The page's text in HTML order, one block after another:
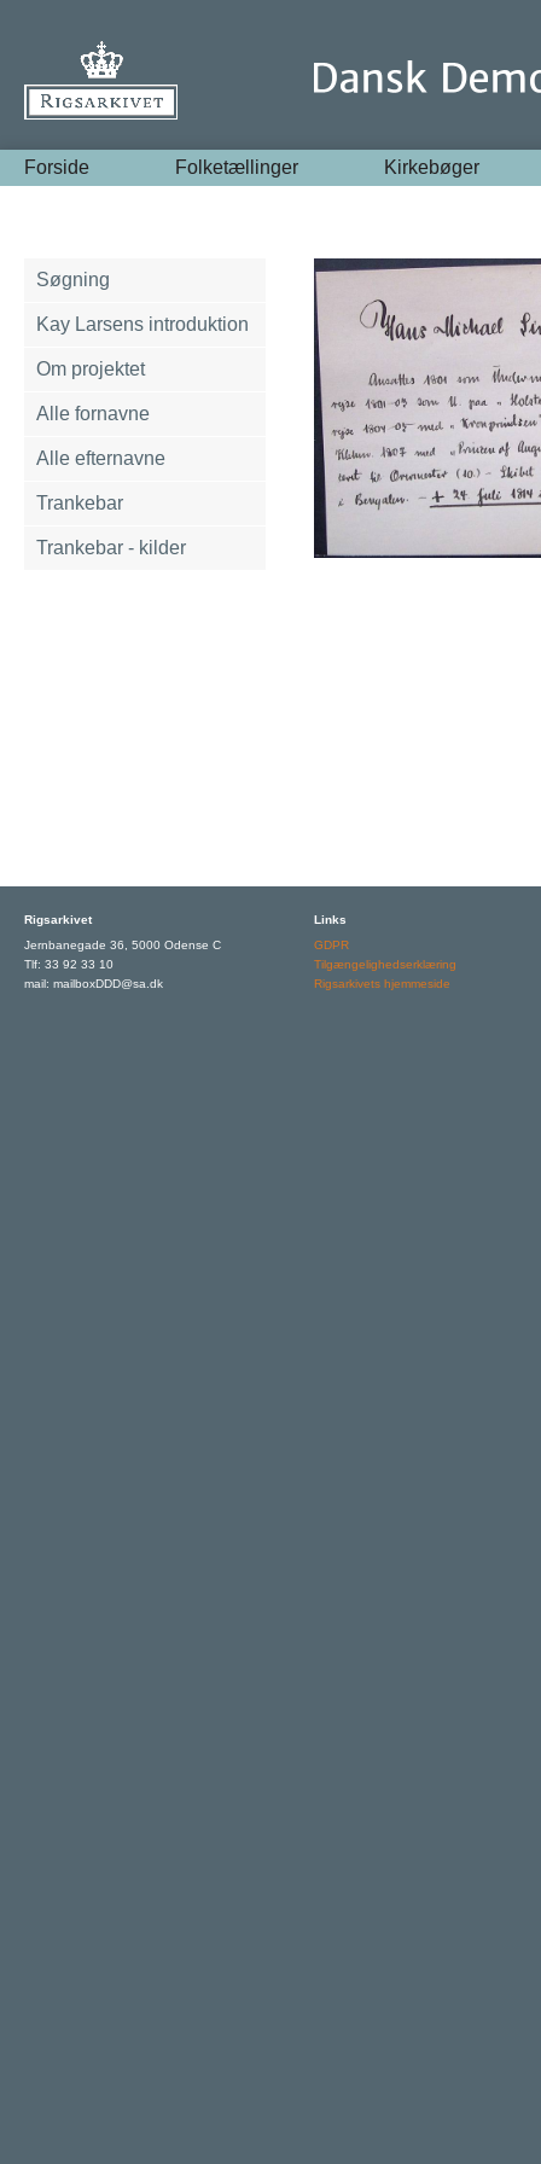
Forside Folketællinger Kirkebøger
Søgning
Kay Larsens introduktion
Om projektet
Alle fornavne
Alle efternavne
Trankebar
Trankebar - kilder
Rigsarkivet
Jernbanegade 36, 5000 Odense C
Tlf: 33 92 33 10
mail: mailboxDDD@sa.dk
Links
GDPR
Tilgængelighedserklæring
Rigsarkivets hjemmeside